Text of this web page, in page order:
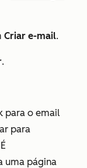
Criar e-mail.
.
para o email
para
uma página